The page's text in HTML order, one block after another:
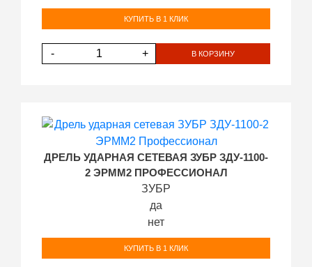
КУПИТЬ В 1 КЛИК
- + В КОРЗИНУ
ДРЕЛЬ УДАРНАЯ СЕТЕВАЯ ЗУБР ЗДУ-1100-
2 ЭРММ2 ПРОФЕССИОНАЛ
ЗУБР
да
нет
КУПИТЬ В 1 КЛИК